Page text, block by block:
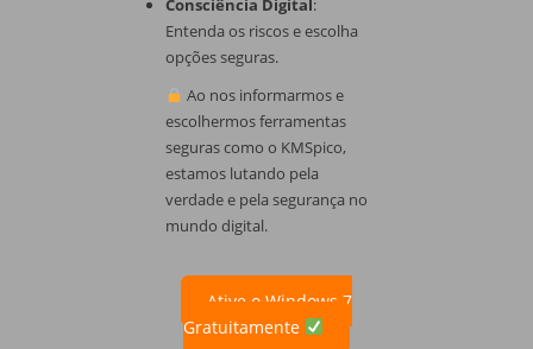
Consciência Digital:
Entenda os riscos e escolha
opções seguras.
Ao nos informarmos e
escolhermos ferramentas
seguras como o KMSpico,
estamos lutando pela
verdade e pela segurança no
mundo digital.
Ative o Windows 7
Gratuitamente